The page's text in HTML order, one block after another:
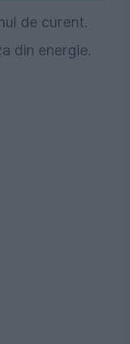
de curent.
din energie.